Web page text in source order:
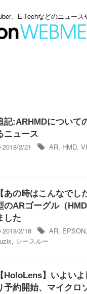
、E-Techなどのニュース
記:ARHMDについて
ニュース
2018/2/21
AR, HMD,
【あの時はこんなでし
のARゴーグル（
した
2018/2/18
AR, EPSON,
, シースルー
【HoloLens】いよい
予約開始、マイクロ